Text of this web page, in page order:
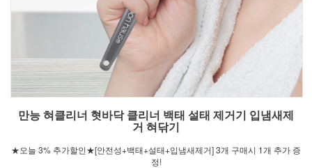
만능 혀클리너 혓바닥 클리너 백태 설태 제거기 입냄새제
거 혀닦기
★오늘 3% 추가할인★[안전성+백태+설태+입냄새제거] 3개 구매시 1개 추가 증
정!